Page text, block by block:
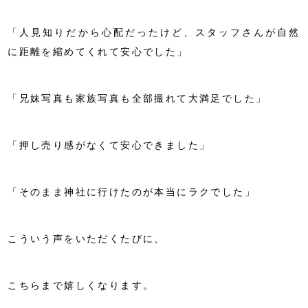
「人見知りだから心配だったけど、スタッフさんが自然
に距離を縮めてくれて安心でした」
「兄妹写真も家族写真も全部撮れて大満足でした」
「押し売り感がなくて安心できました」
「そのまま神社に行けたのが本当にラクでした」
こういう声をいただくたびに、
こちらまで嬉しくなります。